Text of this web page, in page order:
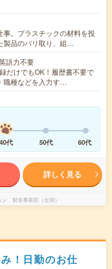
。プラスチックの材料を投
製品のバリ取り、組…
語力不要
だけでもOK！履歴書不要で
職種などを入力す…
40代 50代 60代
詳しく見る
製造事業部（全国）
！日勤のお仕